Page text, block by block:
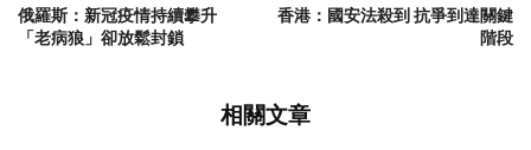
俄羅斯：新冠疫情持續攀升
「老病狼」卻放鬆封鎖
香港：國安法殺到 抗爭到達關鍵
階段
相關文章